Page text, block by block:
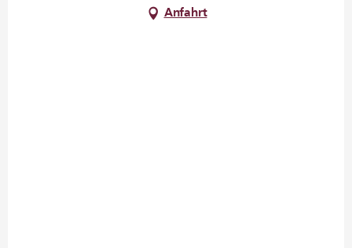
Anfahrt